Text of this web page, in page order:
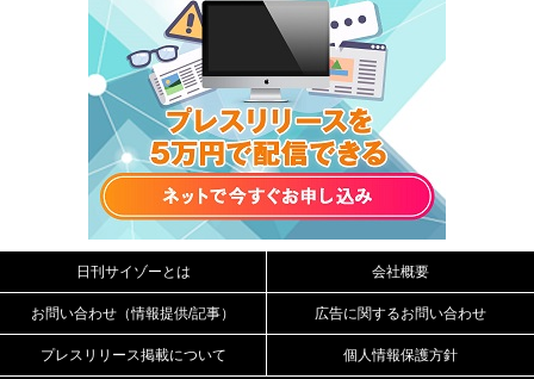
日刊サイゾーとは 会社概要
お問い合わせ（情報提供/記事） 広告に関するお問い合わせ
プレスリリース掲載について 個人情報保護方針